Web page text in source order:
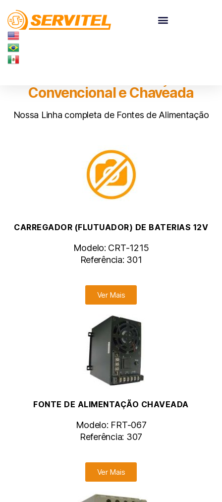
Convencional e Chaveada
Nossa Linha completa de Fontes de Alimentação
CARREGADOR (FLUTUADOR) DE BATERIAS 12V
Modelo: CRT-1215
Referência: 301
Ver Mais
FONTE DE ALIMENTAÇÃO CHAVEADA
Modelo: FRT-067
Referência: 307
Ver Mais